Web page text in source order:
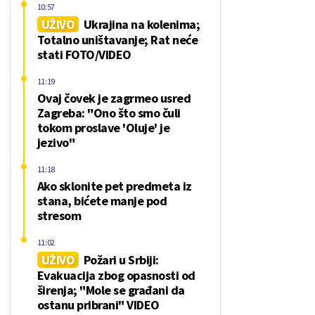
UŽIVO
Ukrajina na kolenima;
Totalno uništavanje; Rat neće
stati FOTO/VIDEO
10:57
Ovaj čovek je zagrmeo usred
Zagreba: "Ono što smo čuli
tokom proslave 'Oluje' je
jezivo"
11:19
Ako sklonite pet predmeta iz
stana, bićete manje pod
stresom
11:18
UŽIVO
Požari u Srbiji:
Evakuacija zbog opasnosti od
širenja; "Mole se građani da
ostanu pribrani" VIDEO
11:02